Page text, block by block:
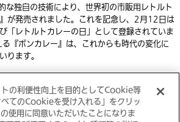
独自の技術により、世界初の市販用レトルト
が発売されました。これを記念し、2月12日は
「レトルトカレーの日」として登録されていま
『ボンカレー』は、これからも時代の変化に
ります。
）
の利便性向上を目的としてCookie等
てのCookieを受け入れる」をクリッ
使用に同意いただいたことになりま